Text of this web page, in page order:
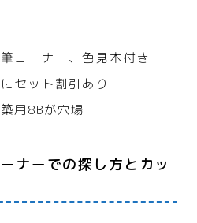
コーナー、色見本付き
セット割引あり
用8Bが穴場
ナーでの探し方とカッ